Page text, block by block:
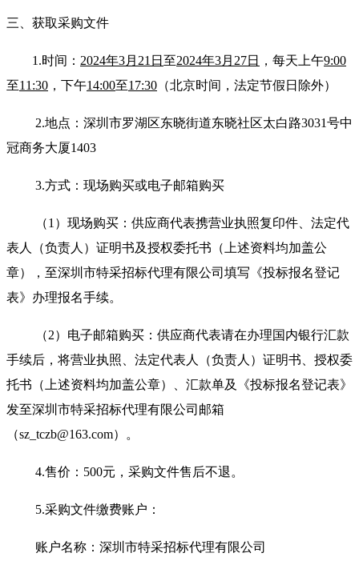
三、获取采购文件
1.时间： 2024年3月21日 至2024年3月27日 ，每天上午9:00
至11:30 ，下午14:00至17:30 （北京时间，法定节假日除外）
2.地点：深圳市罗湖区东晓街道东晓社区太白路3031号中
冠商务大厦1403
3.方式：现场购买或电子邮箱购买
（1）现场购买：供应商代表携营业执照复印件、法定代
表人（负责人）证明书及授权委托书（上述资料均加盖公
章），至深圳市特采招标代理有限公司填写《投标报名登记
表》办理报名手续。
（2）电子邮箱购买：供应商代表请在办理国内银行汇款
手续后，将营业执照、法定代表人（负责人）证明书、授权委
托书（上述资料均加盖公章）、汇款单及《投标报名登记表》
发至深圳市特采招标代理有限公司邮箱
（sz_tczb@163.com）。
4.售价：500元，采购文件售后不退。
5.采购文件缴费账户：
账户名称：深圳市特采招标代理有限公司